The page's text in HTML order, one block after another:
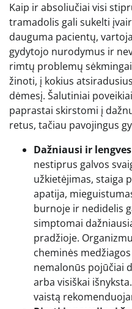
Kaip ir absoliučiai visi
tramadolis gali sukelti
dauguma pacientų,
gydytojo nurodymus ir
rimtų problemų
žinoti, į kokius
dėmesį. Šalutiniai
paprastai skirstomi į
retus, tačiau pavojingus
Dažniausi ir
nestiprus galvos
užkietėjimas, staiga
apatija,
burnoje ir nedidelis
simptomai
pradžioje.
cheminės
nemalonūs pojūčiai
arba visiškai
vaistą